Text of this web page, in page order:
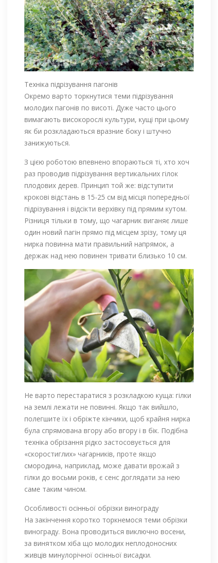
Техніка підрізування пагонів
Окремо варто торкнутися теми підрізування
молодих пагонів по висоті. Дуже часто цього
вимагають високорослі культури, кущі при цьому
як би розкладаються вразние боку і штучно
занижуються.
З цією роботою впевнено впораються ті, хто хоч
раз проводив підрізування вертикальних гілок
плодових дерев. Принцип той же: відступити
крокові відстань в 15-25 см від місця попередньої
підрізування і відсікти верхівку під прямим кутом.
Різниця тільки в тому, що чагарник виганяє лише
один новий пагін прямо під місцем зрізу, тому ця
нирка повинна мати правильний напрямок, а
держак над нею повинен тривати близько 10 см.
Не варто перестаратися з розкладкою куща: гілки
на землі лежати не повинні. Якщо так вийшло,
полегшите їх і обріжте кінчики, щоб крайня нирка
була спрямована вгору або вгору і в бік. Подібна
техніка обрізання рідко застосовується для
«скоростиглих» чагарників, проте якщо
смородина, наприклад, може давати врожай з
гілки до восьми років, є сенс доглядати за нею
саме таким чином.
Особливості осінньої обрізки винограду
На закінчення коротко торкнемося теми обрізки
винограду. Вона проводиться виключно восени,
за винятком хіба що молодих неплодоносних
живців минулорічної осінньої висадки.